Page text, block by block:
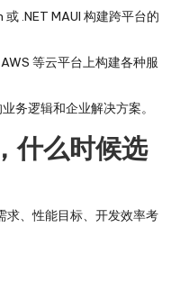
.NET MAUI 构建跨平台的
等云平台上构建各种服
务逻辑和企业解决方案。
什么时候选
求、性能目标、开发效率考